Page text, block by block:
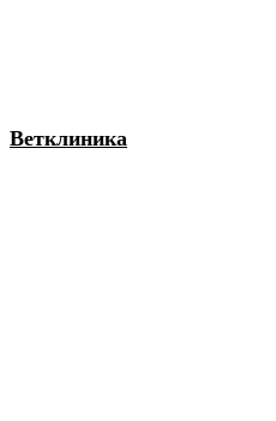
Ветклиника